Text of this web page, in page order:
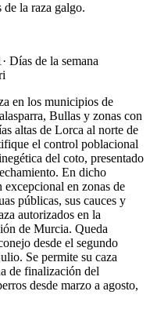
la raza galgo.
· Días de la semana
en los municipios de
Bullas y zonas con
altas de Lorca al norte de
el control poblacional
del coto, presentado
En dicho
excepcional en zonas de
públicas, sus cauces y
autorizados en la
de Murcia. Queda
desde el segundo
Se permite su caza
de finalización del
desde marzo a agosto,